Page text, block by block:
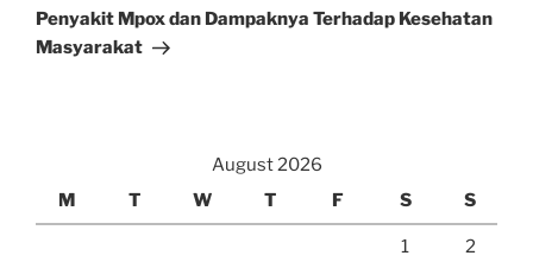
Post
Penyakit Mpox dan Dampaknya Terhadap Kesehatan
Masyarakat
August 2026
M
T W T F S S
1 2